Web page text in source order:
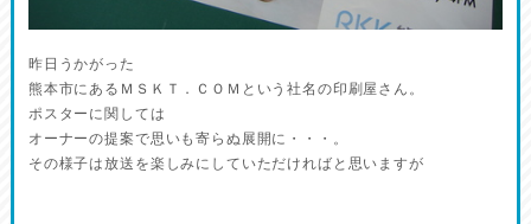
昨日うかがった
熊本市にあるＭＳＫＴ．ＣＯＭという社名の印刷屋さん。
ポスターに関しては
オーナーの提案で思いも寄らぬ展開に・・・。
その様子は放送を楽しみにしていただければと思いますが